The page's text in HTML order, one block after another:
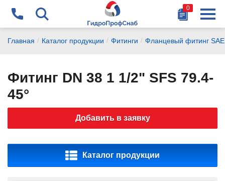
+375 44 741-14-15
vanagel@gidrosnab.by
+375 29 177-14-15
+375 1716 9-000-9
0
Найти
Главная / Каталог продукции / Фитинги / Фланцевый фитинг
Фитинг DN 38 1 1/2" SFS 79.4-
45°
Добавить в заявку
Каталог продукции